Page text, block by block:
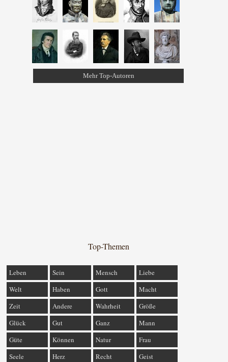
Mehr Top-Autoren
Top-Themen
Leben Sein Mensch
Liebe
Welt
Haben Gott
Macht
Zeit
Andere Wahrheit
Größe
Glück
Gut Ganz
Mann
Güte
Können Natur
Frau
Seele
Herz Recht Geist